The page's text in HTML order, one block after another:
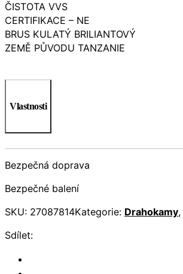
ČISTOTA VVS
CERTIFIKACE – NE
BRUS KULATÝ BRILIANTOVÝ
ZEMĚ PŮVODU TANZANIE
Vlastnosti
Bezpečná doprava
Bezpečné balení
SKU: 27087814Kategorie: Drahokamy,
Sdílet: